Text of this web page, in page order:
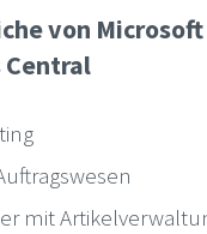
von
Central
mit